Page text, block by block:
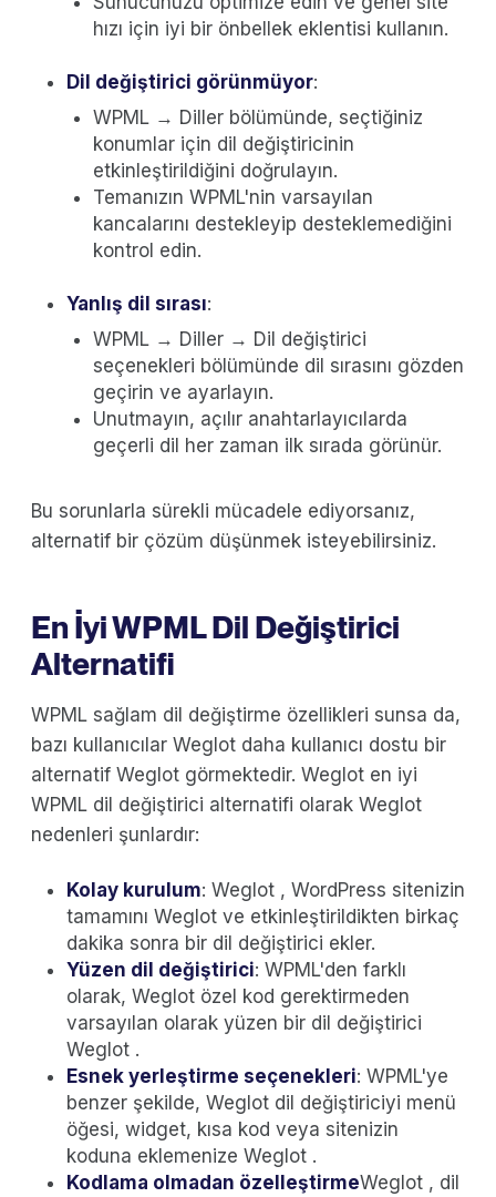
hızı için iyi bir önbellek eklentisi kullanın.
Dil değiştirici görünmüyor:
WPML → Diller bölümünde, seçtiğiniz
konumlar için dil değiştiricinin
etkinleştirildiğini doğrulayın.
Temanızın WPML'nin varsayılan
kancalarını destekleyip desteklemediğini
kontrol edin.
Yanlış dil sırası:
WPML → Diller → Dil değiştirici
seçenekleri bölümünde dil sırasını gözden
geçirin ve ayarlayın.
Unutmayın, açılır anahtarlayıcılarda
geçerli dil her zaman ilk sırada görünür.
Bu sorunlarla sürekli mücadele ediyorsanız,
alternatif bir çözüm düşünmek isteyebilirsiniz.
En İyi WPML Dil Değiştirici
Alternatifi
WPML sağlam dil değiştirme özellikleri sunsa da,
bazı kullanıcılar Weglot daha kullanıcı dostu bir
alternatif Weglot görmektedir. Weglot en iyi
WPML dil değiştirici alternatifi olarak Weglot
nedenleri şunlardır:
Kolay kurulum: Weglot , WordPress sitenizin
tamamını Weglot ve etkinleştirildikten birkaç
dakika sonra bir dil değiştirici ekler.
Yüzen dil değiştirici: WPML'den farklı
olarak, Weglot özel kod gerektirmeden
varsayılan olarak yüzen bir dil değiştirici
Weglot .
Esnek yerleştirme seçenekleri: WPML'ye
benzer şekilde, Weglot dil değiştiriciyi menü
öğesi, widget, kısa kod veya sitenizin
koduna eklemenize Weglot .
Kodlama olmadan özelleştirmeWeglot , dil